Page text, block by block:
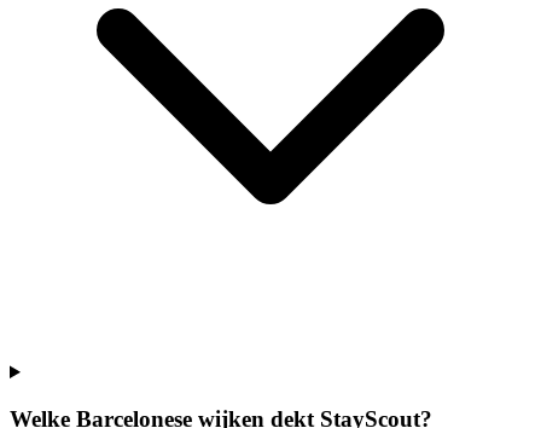
Welke Barcelonese wijken dekt StayScout?